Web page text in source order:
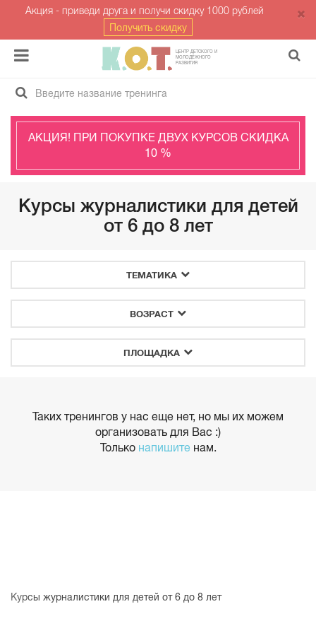
Акция - приведи друга и получи скидку 1000 рублей
Получить скидку
ЦЕНТР ДЕТСКОГО И
МОЛОДЁЖНОГО
РАЗВИТИЯ
АКЦИЯ! ПРИ ПОКУПКЕ ДВУХ КУРСОВ СКИДКА
10 %
Курсы журналистики для детей
от 6 до 8 лет
ТЕМАТИКА
ВОЗРАСТ
ПЛОЩАДКА
Таких тренингов у нас еще нет, но мы их можем
организовать для Вас :)
Только напишите нам.
Курсы журналистики для детей от 6 до 8 лет